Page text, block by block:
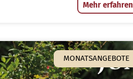
Mehr erfahren
MONATSANGEBOTE